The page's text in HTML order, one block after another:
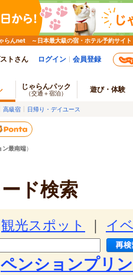
らんnet ～日本最大級の宿・ホテル予約サイト
トさん ログイン 会員登録
じゃらんパック
（交通＋宿泊） 遊び・体験
高級宿 日帰り・デイユース
ン最南端）
ド検索
観光スポット イ
ペンションプリ